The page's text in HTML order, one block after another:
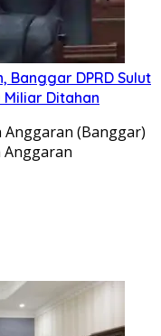
Banggar DPRD Sulut
Miliar Ditahan
(Banggar)
Anggaran